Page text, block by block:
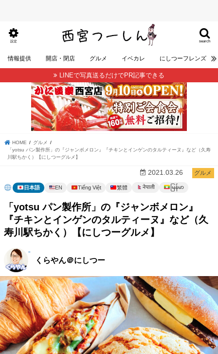
search
設定
情報提供 開店・閉店 グルメ イベカレ にしつーフレンズ
LINEで写真送るだけでPR記事できる
HOME
グルメ
「yotsu パン製作所」の『ジャンボメロン』『チキンとインゲンのタルティーヌ』など（久寿
川駅ちかく）【にしつーグルメ】
グルメ
2021.03.26
日本語 EN Tiếng Việt 繁體 नेपाली မြန်မာ
「yotsu パン製作所」の『ジャンボメロン』
『チキンとインゲンのタルティーヌ』など（久
寿川駅ちかく）【にしつーグルメ】
くらやん＠にしつー